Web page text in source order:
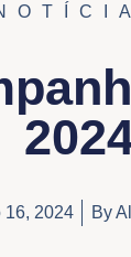
16, 2024 By